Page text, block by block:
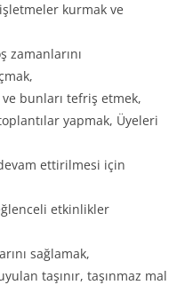
kurmak ve
zamanlarını
bunları tefriş etmek,
yapmak, Üyeleri
ettirilmesi için
etkinlikler
sağlamak,
taşınır, taşınmaz mal